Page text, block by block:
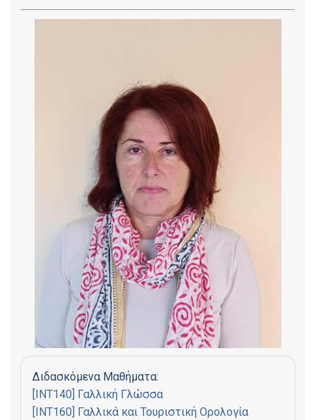
Διδασκόμενα Μαθήματα:
[INT140] Γαλλική Γλώσσα
[INT160] Γαλλικά και Τουριστική Ορολογία